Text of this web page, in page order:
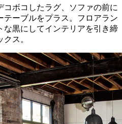
コボコしたラグ、ソファの前に
テーブルをプラス。フロアラン
な黒にしてインテリアを引き締
ス。